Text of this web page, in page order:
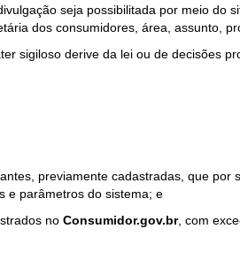
seja possibilitada por meio do
dos consumidores, área, assunto,
sigiloso derive da lei ou de decisões
previamente cadastradas, que por
e parâmetros do sistema; e
no Consumidor.gov.br, com